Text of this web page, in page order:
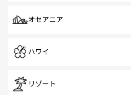
オセアニア
ハワイ
リゾート